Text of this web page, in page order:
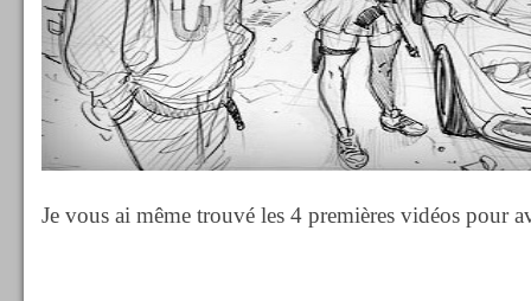
Je vous ai même trouvé les 4 premières vidéos pour